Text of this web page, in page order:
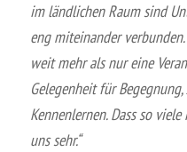
im ländlichen Raum sind
eng miteinander
weit mehr als nur eine
Gelegenheit für
Kennenlernen. Dass so
uns sehr.“